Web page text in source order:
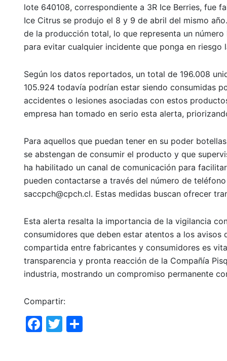
lote 640108, correspondiente a 3R Ice Berries, fue
Ice Citrus se produjo el 8 y 9 de abril del mismo
de la producción total, lo que representa un
para evitar cualquier incidente que ponga en riesgo
Según los datos reportados, un total de 196.008
105.924 todavía podrían estar siendo consumidas
accidentes o lesiones asociadas con estos
empresa han tomado en serio esta alerta,
Para aquellos que puedan tener en su poder
se abstengan de consumir el producto y que
ha habilitado un canal de comunicación para
pueden contactarse a través del número de
saccpch@cpch.cl. Estas medidas buscan ofrecer
Esta alerta resalta la importancia de la vigilancia
consumidores que deben estar atentos a los
compartida entre fabricantes y consumidores es
transparencia y pronta reacción de la Compañía
industria, mostrando un compromiso permanente
Compartir:
F
T